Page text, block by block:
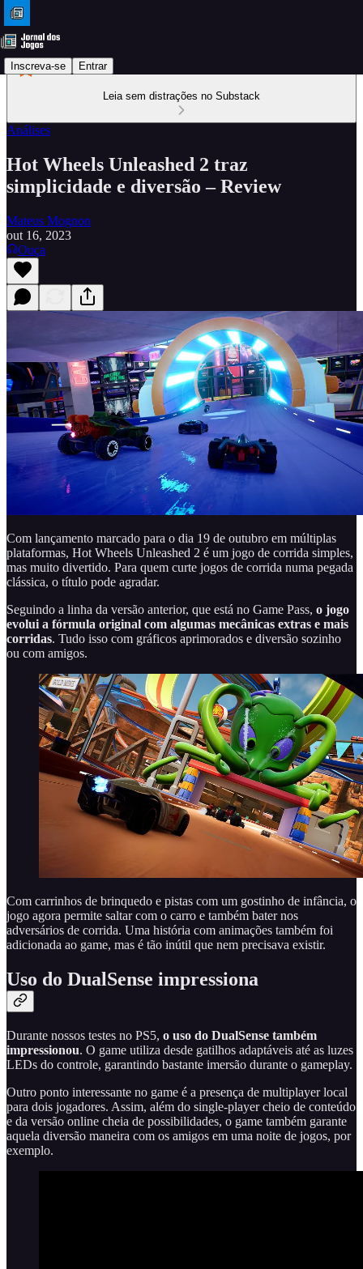
Inscreva-se Entrar
Leia sem distrações no Substack
Análises
Hot Wheels Unleashed 2 traz
simplicidade e diversão – Review
Mateus Mognon
out 16, 2023
Ouça
Com lançamento marcado para o dia 19 de outubro em múltiplas
plataformas, Hot Wheels Unleashed 2 é um jogo de corrida simples,
mas muito divertido. Para quem curte jogos de corrida numa pegada
clássica, o título pode agradar.
Seguindo a linha da versão anterior, que está no Game Pass, o jogo
evolui a fórmula original com algumas mecânicas extras e mais
corridas. Tudo isso com gráficos aprimorados e diversão sozinho
ou com amigos.
Com carrinhos de brinquedo e pistas com um gostinho de infância, o
jogo agora permite saltar com o carro e também bater nos
adversários de corrida. Uma história com animações também foi
adicionada ao game, mas é tão inútil que nem precisava existir.
Uso do DualSense impressiona
Durante nossos testes no PS5, o uso do DualSense também
impressionou. O game utiliza desde gatilhos adaptáveis até as luzes
LEDs do controle, garantindo bastante imersão durante o gameplay.
Outro ponto interessante no game é a presença de multiplayer local
para dois jogadores. Assim, além do single-player cheio de conteúdo
e da versão online cheia de possibilidades, o game também garante
aquela diversão maneira com os amigos em uma noite de jogos, por
exemplo.